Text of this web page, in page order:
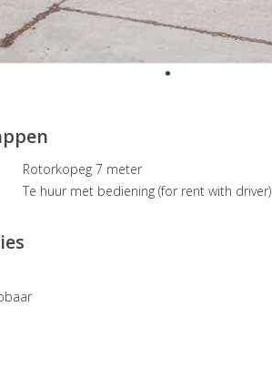
Rotorkopeg 7 meter
Te huur met bediening (for rent with driver)